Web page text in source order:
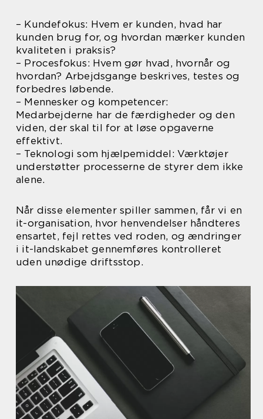
– Kundefokus: Hvem er kunden, hvad har
kunden brug for, og hvordan mærker kunden
kvaliteten i praksis?
– Procesfokus: Hvem gør hvad, hvornår og
hvordan? Arbejdsgange beskrives, testes og
forbedres løbende.
– Mennesker og kompetencer:
Medarbejderne har de færdigheder og den
viden, der skal til for at løse opgaverne
effektivt.
– Teknologi som hjælpemiddel: Værktøjer
understøtter processerne de styrer dem ikke
alene.
Når disse elementer spiller sammen, får vi en
it-organisation, hvor henvendelser håndteres
ensartet, fejl rettes ved roden, og ændringer
i it-landskabet gennemføres kontrolleret
uden unødige driftsstop.